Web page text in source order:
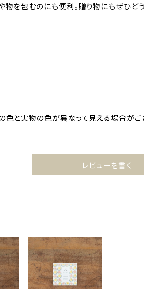
物を包むのにも便利。贈り物にもぜひどう
色と実物の色が異なって見える場合がご
レビューを書く